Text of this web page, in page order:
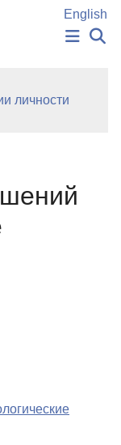
English
личности